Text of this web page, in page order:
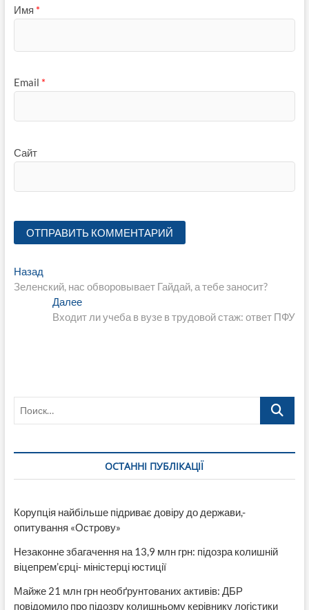
Имя *
Email *
Сайт
Навигация
по
записям
НазадПредыдущая
запись:
Зеленский, нас обворовывает Гайдай, а тебе заносит?
ДалееСледующая
запись:
Входит ли учеба в вузе в трудовой стаж: ответ ПФУ
Поиск…
ОСТАННІ ПУБЛІКАЦІЇ
Корупція найбільше підриває довіру до держави,-
опитування «Острову»
Незаконне збагачення на 13,9 млн грн: підозра колишній
віцепрем’єрці- міністерці юстиції
Майже 21 млн грн необґрунтованих активів: ДБР
повідомило про підозру колишньому керівнику логістики